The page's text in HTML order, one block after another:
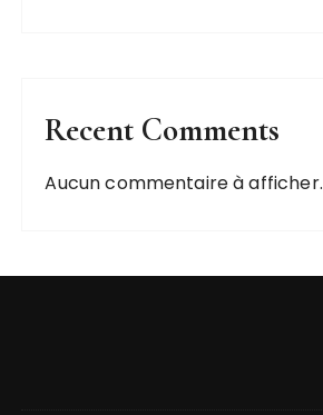
Recent Comments
Aucun commentaire à afficher.